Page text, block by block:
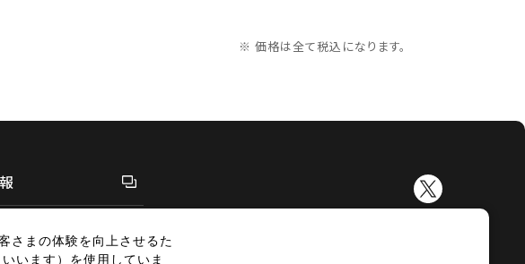
※ 価格は全て税込になります。
商取引法に基づく表示サイトマップ
さまの体験を向上させるた
います）を使用していま